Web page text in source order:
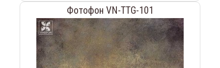
Фотофон VN-TTG-101